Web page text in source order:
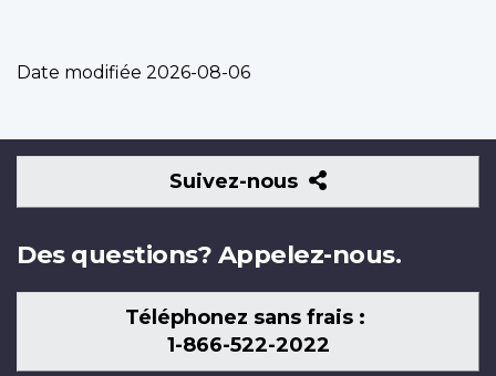
Date modifiée 2026-08-06
Suivez-nous
Suivez-
nous
Des questions? Appelez-nous.
Téléphonez sans frais :
1-866-522-2022